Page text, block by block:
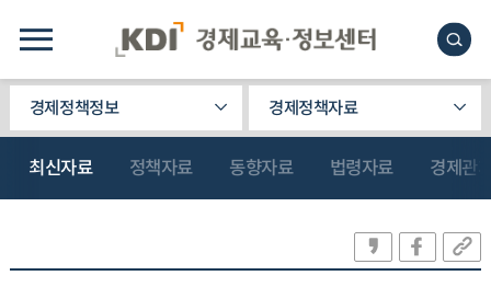
경제정책정보 경제정책자료
최신자료 정책자료 동향자료 법령자료 경제관